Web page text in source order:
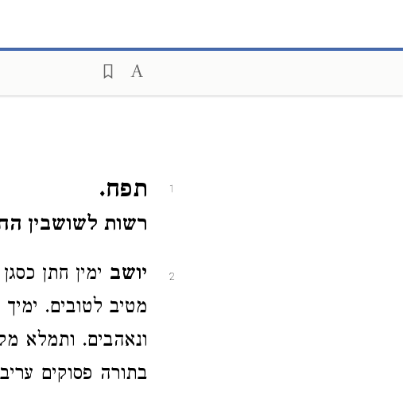
1 תפח.
רשות לשושבין
2 יושב ימין חתן
מטיב לטובים.
ונאהבים. ותמלא
בתורה פסוקים